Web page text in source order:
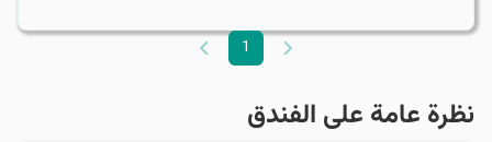
1
نظرة عامة على الفندق